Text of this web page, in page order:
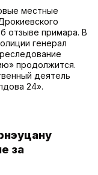
местные
отзыве примара. В
генерал
продолжится.
деятель
24».
за